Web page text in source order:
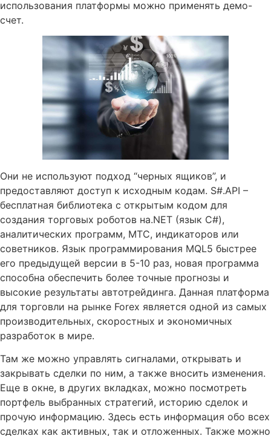
использования платформы можно применять демо-
счет.
Они не используют подход “черных ящиков”, и
предоставляют доступ к исходным кодам. S#.API –
бесплатная библиотека с открытым кодом для
создания торговых роботов на.NET (язык C#),
аналитических программ, МТС, индикаторов или
советников. Язык программирования MQL5 быстрее
его предыдущей версии в 5-10 раз, новая программа
способна обеспечить более точные прогнозы и
высокие результаты автотрейдинга. Данная платформа
для торговли на рынке Forex является одной из самых
производительных, скоростных и экономичных
разработок в мире.
Там же можно управлять сигналами, открывать и
закрывать сделки по ним, а также вносить изменения.
Еще в окне, в других вкладках, можно посмотреть
портфель выбранных стратегий, историю сделок и
прочую информацию. Здесь есть информация обо всех
сделках как активных, так и отложенных. Также можно